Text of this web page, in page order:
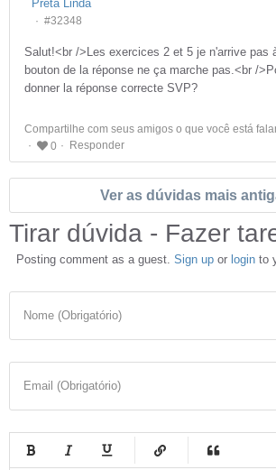
Preta Linda
#32348
Salut!<br />Les exercices 2 et 5 je n'arrive pas
bouton de la réponse ne ça marche pas.<br /
donner la réponse correcte SVP?
Compartilhe com seus amigos o que você está
0
Responder
Ver as dúvidas mais
Tirar dúvida - Fazer
Posting comment as a guest. Sign up or login to
Nome (Obrigatório)
Email (Obrigatório)